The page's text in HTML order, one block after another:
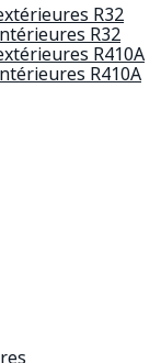
R32
R32
R410A
R410A